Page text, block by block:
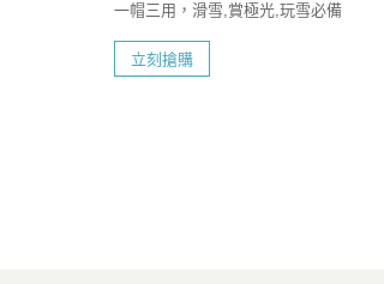
一帽三用，滑雪,賞極光,玩雪必備
立刻搶購